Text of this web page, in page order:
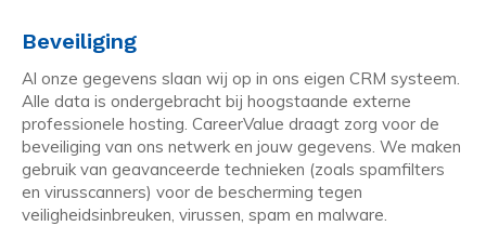
Beveiliging
Al onze gegevens slaan wij op in ons eigen CRM systeem.
Alle data is ondergebracht bij hoogstaande externe
professionele hosting. CareerValue draagt zorg voor de
beveiliging van ons netwerk en jouw gegevens. We maken
gebruik van geavanceerde technieken (zoals spamfilters
en virusscanners) voor de bescherming tegen
veiligheidsinbreuken, virussen, spam en malware.